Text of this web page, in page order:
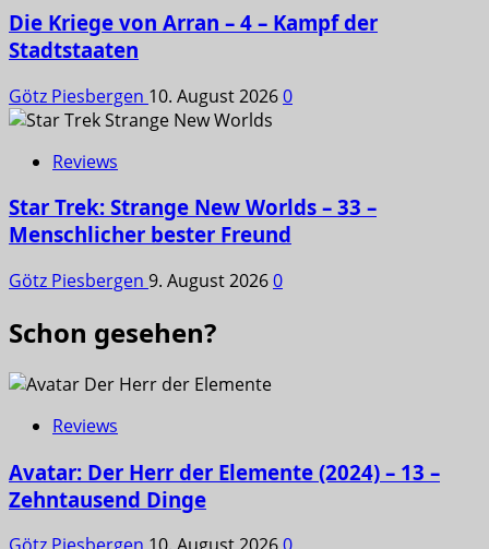
Die Kriege von Arran – 4 – Kampf der
Stadtstaaten
Götz Piesbergen 10. August 20260
Reviews
Star Trek: Strange New Worlds – 33 –
Menschlicher bester Freund
Götz Piesbergen 9. August 20260
Schon gesehen?
Reviews
Avatar: Der Herr der Elemente (2024) – 13 –
Zehntausend Dinge